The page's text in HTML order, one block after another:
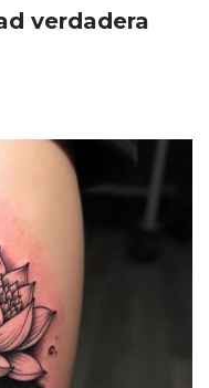
verdadera